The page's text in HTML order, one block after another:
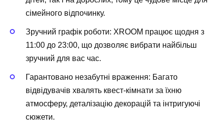
сімейного відпочинку.
Зручний графік роботи: XROOM працює щодня з
11:00 до 23:00, що дозволяє вибрати найбільш
зручний для вас час.
Гарантовано незабутні враження: Багато
відвідувачів хвалять квест-кімнати за їхню
атмосферу, деталізацію декорацій та інтригуючі
сюжети.